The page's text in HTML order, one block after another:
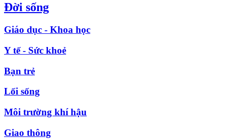
Đời sống
Giáo dục - Khoa học
Y tế - Sức khoẻ
Bạn trẻ
Lối sống
Môi trường khí hậu
Giao thông